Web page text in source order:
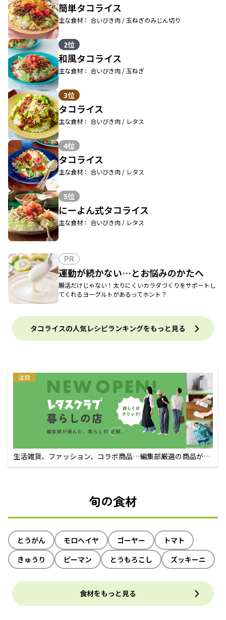
簡単タコライス
主な食材： 合いびき肉 / 玉ねぎのみじん切り
2位
和風タコライス
主な食材： 合いびき肉 / 玉ねぎ
3位
タコライス
主な食材： 合いびき肉 / レタス
4位
タコライス
主な食材： 合いびき肉 / レタス
5位
にーよん式タコライス
主な食材： 合いびき肉 / レタス
PR
運動が続かない…とお悩みのかたへ
腸活だけじゃない！太りにくいカラダづくりをサポートし
てくれるヨーグルトがあるってホント？
タコライスの人気レシピランキングをもっと見る
注目
生活雑貨、ファッション、コラボ商品…編集部厳選の商品が買
えるECサイト
旬の食材
とうがん モロヘイヤ ゴーヤー
トマト
きゅうり
ピーマン とうもろこし ズッキーニ
食材をもっと見る